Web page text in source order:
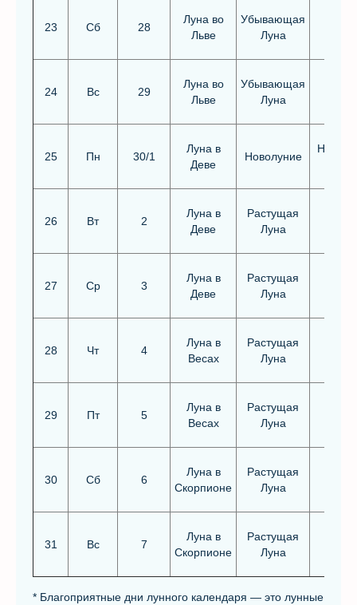
23 Сб 28
Луна во
Льве
Убывающая
Луна
24 Вс 29
Луна во
Льве
Убывающая
Луна
25 Пн 30/1
Луна в
Деве
Новолуние
26 Вт 2
Луна в
Деве
Растущая
Луна
27 Ср 3
Луна в
Деве
Растущая
Луна
28 Чт 4
Луна в
Весах
Растущая
Луна
29 Пт 5
Луна в
Весах
Растущая
Луна
30 Сб 6
Луна в
Скорпионе
Растущая
Луна
31 Вс 7
Луна в
Скорпионе
Растущая
Луна
* Благоприятные дни лунного календаря — это лунные